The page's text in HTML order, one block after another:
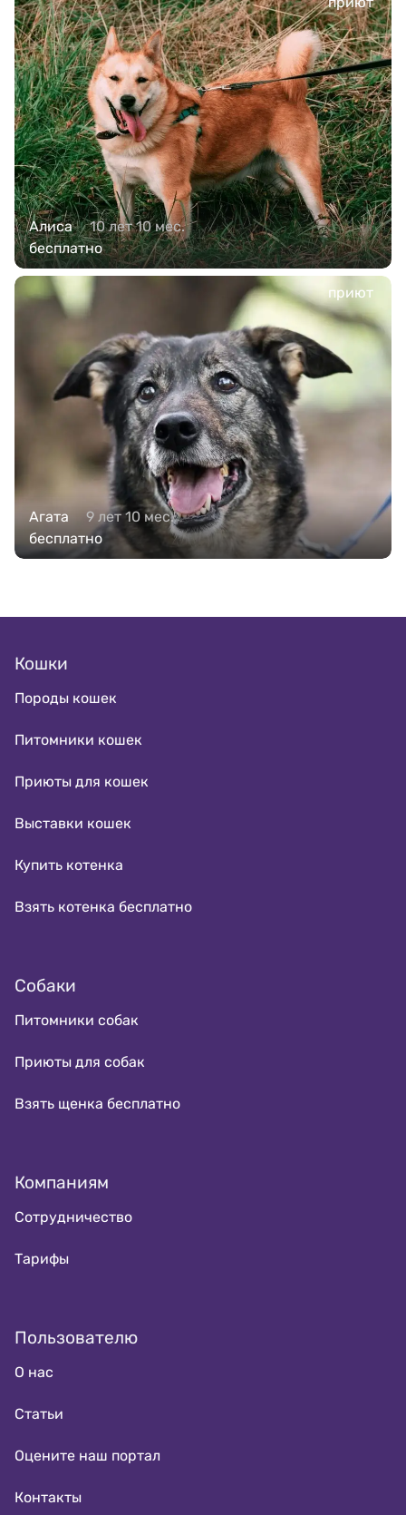
Алиса
10 лет 10 мес.
бесплатно
приют
Агата
9 лет 10 мес.
бесплатно
Кошки
Породы кошек
Питомники кошек
Приюты для кошек
Выставки кошек
Купить котенка
Взять котенка бесплатно
Собаки
Питомники собак
Приюты для собак
Взять щенка бесплатно
Компаниям
Сотрудничество
Тарифы
Пользователю
О нас
Статьи
Оцените наш портал
Контакты